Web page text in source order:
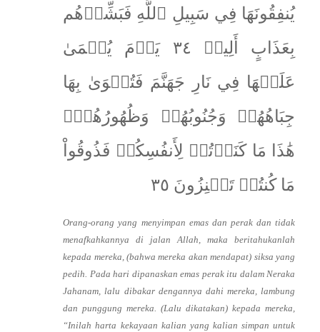
يُنفِقُونَهَا فِي سَبِيلِ ٱللَّهِ فَبَشِّرۡهُم
بِعَذَابٍ أَلِيمٖ ٣٤ يَوۡمَ يُحۡمَىٰ
عَلَيۡهَا فِي نَارِ جَهَنَّمَ فَتُكۡوَىٰ بِهَا
جِبَاهُهُمۡ وَجُنُوبُهُمۡ وَظُهُورُهُمۡۖ
هَٰذَا مَا كَنَزۡتُمۡ لِأَنفُسِكُمۡ فَذُوقُواْ
مَا كُنتُمۡ تَكۡنِزُونَ ٣٥
Orang-orang yang menyimpan emas dan perak dan tidak
menafkahkannya di jalan Allah, maka beritahukanlah
kepada mereka, (bahwa mereka akan mendapat) siksa yang
pedih. Pada hari dipanaskan emas perak itu dalam Neraka
Jahanam, lalu dibakar dengannya dahi mereka, lambung
dan punggung mereka. (Lalu dikatakan) kepada mereka,
“Inilah harta kekayaan kalian yang kalian simpan untuk